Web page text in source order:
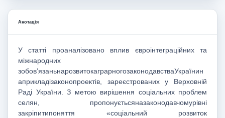
Анотація
У статті проаналізовано вплив євроінтеграційних та
міжнародних
зобов’язаньнарозвитокаграрногозаконодавстваУкраїнин
априкладізаконопроектів, зареєстрованих у Верховній
Раді України. З метою вирішення соціальних проблем
селян, пропонуєтьсяназаконодавчомурівні
закріпитипоняття «соціальний розвиток